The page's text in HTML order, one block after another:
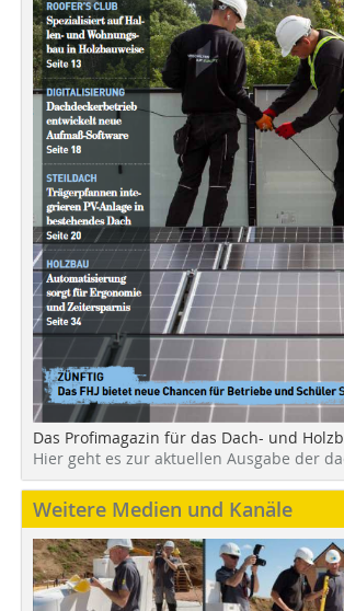
Das Profimagazin für das Dach- und
Hier geht es zur aktuellen Ausgabe der
Weitere Medien und Kanäle